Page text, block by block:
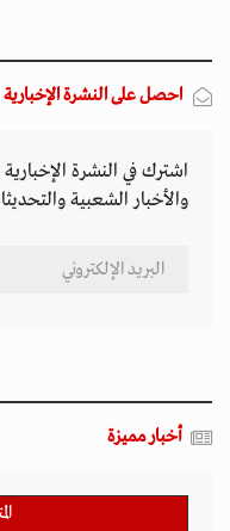
احصل على النشرة الإخبارية
اشترك في النشرة
والأخبار الشعبية
أخبار مميزة